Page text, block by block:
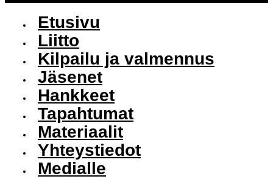
Etusivu
Liitto
Kilpailu ja valmennus
Jäsenet
Hankkeet
Tapahtumat
Materiaalit
Yhteystiedot
Medialle